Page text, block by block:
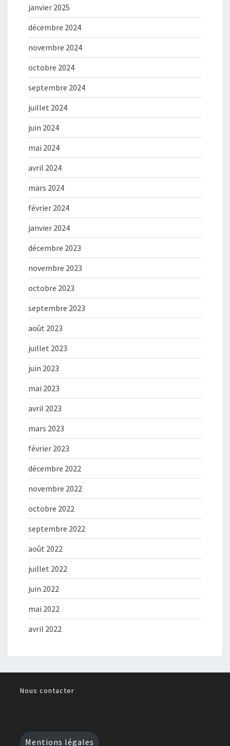
janvier 2025
décembre 2024
novembre 2024
octobre 2024
septembre 2024
juillet 2024
juin 2024
mai 2024
avril 2024
mars 2024
février 2024
janvier 2024
décembre 2023
novembre 2023
octobre 2023
septembre 2023
août 2023
juillet 2023
juin 2023
mai 2023
avril 2023
mars 2023
février 2023
décembre 2022
novembre 2022
octobre 2022
septembre 2022
août 2022
juillet 2022
juin 2022
mai 2022
avril 2022
Nous contacter
Mentions légales